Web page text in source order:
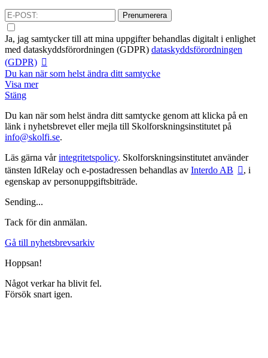
Prenumerera
Ja, jag samtycker till att mina uppgifter behandlas digitalt i enlighet
med dataskyddsförordningen (GDPR) dataskyddsförordningen
(GDPR)
Du kan när som helst ändra ditt samtycke
Visa mer
Stäng
Du kan när som helst ändra ditt samtycke genom att klicka på en
länk i nyhetsbrevet eller mejla till Skolforskningsinstitutet på
info@skolfi.se.
Läs gärna vårintegritetspolicy. Skolforskningsinstitutet använder
tänsten IdRelay och e-postadressen behandlas av Interdo AB
, i
egenskap av personuppgiftsbiträde.
Sending...
Tack för din anmälan.
Gå till nyhetsbrevsarkiv
Hoppsan!
Något verkar ha blivit fel.
Försök snart igen.